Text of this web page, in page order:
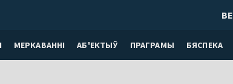
МЕРКАВАННI АБ'ЕКТЫЎ ПРАГРАМЫ БЯСПЕКА
BE